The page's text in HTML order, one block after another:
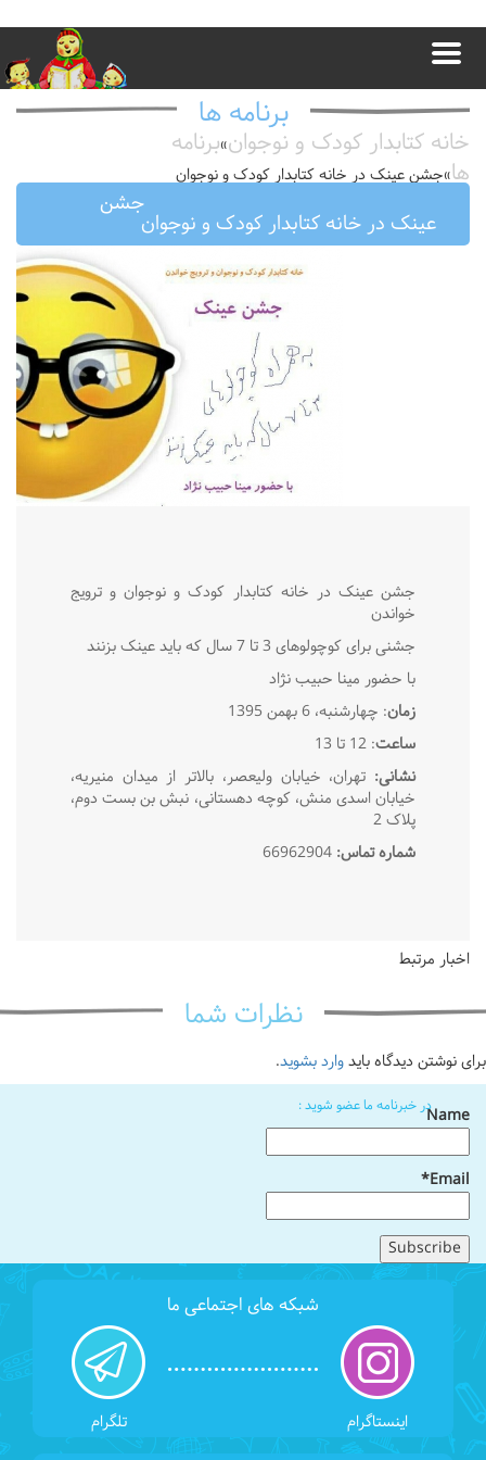
برنامه ها
خانه کتابدار کودک و نوجوان»برنامه
ها»جشن عینک در خانه کتابدار کودک و نوجوان
جشن
عینک در خانه کتابدار کودک و نوجوان
جشن عینک در خانه کتابدار کودک و نوجوان و ترویج
خواندن
جشنی برای کوچولوهای 3 تا 7 سال که باید عینک بزنند
با حضور مینا حبیب نژاد
زمان: چهارشنبه، 6 بهمن 1395
ساعت: 12 تا 13
نشانی: تهران، خیابان ولیعصر، بالاتر از میدان منیریه،
خیابان اسدی منش، کوچه دهستانی، نبش بن بست دوم،
پلاک 2
شماره تماس:
اخبار مرتبط
نظرات شما
برای نوشتن دیدگاه بایدوارد بشوید.
در خبرنامه ما عضو شوید :Name
Email*
شبکه های اجتماعی ما
اینستاگرام تلگرام